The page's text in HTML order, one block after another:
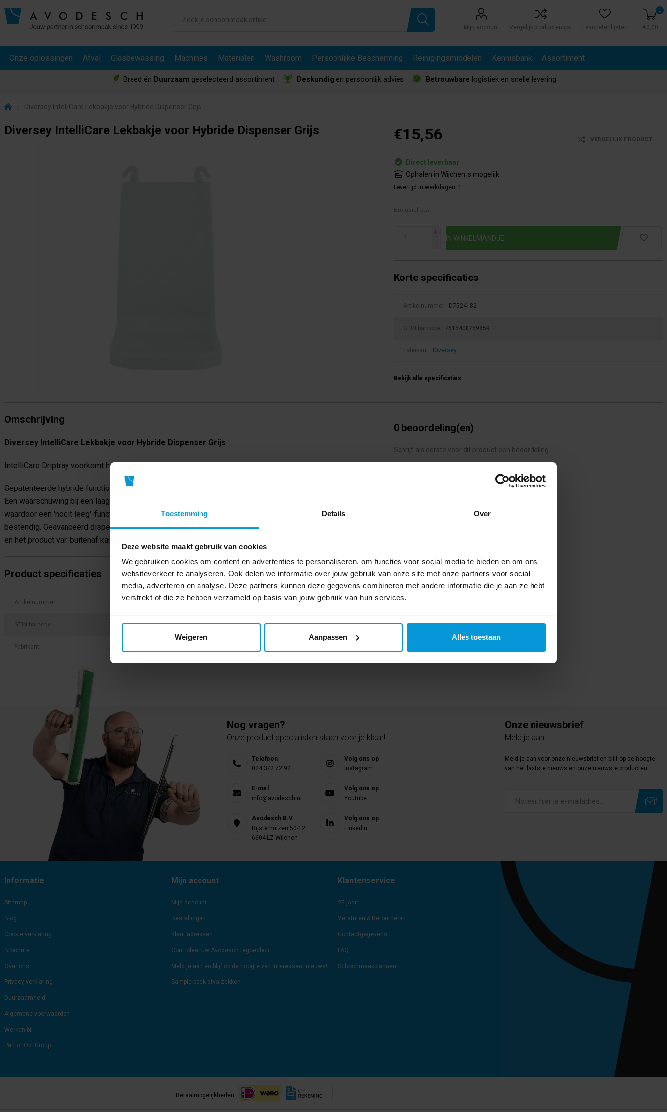
Toestemming Details Over
Deze website maakt gebruik van cookies
We gebruiken cookies om content en advertenties te personaliseren, om functies voor social media te bieden en om ons
websiteverkeer te analyseren. Ook delen we informatie over jouw gebruik van onze site met onze partners voor social
media, adverteren en analyse. Deze partners kunnen deze gegevens combineren met andere informatie die je aan ze hebt
verstrekt of die ze hebben verzameld op basis van jouw gebruik van hun services.
Weigeren Aanpassen Alles toestaan
Mijn account Vergelijk productenlijst Favorietenlijsten
0
€0,00
Onze oplossingen Afval Glasbewassing Machines Materialen Washroom Persoonlijke Bescherming Reinigingsmiddelen Kennisbank Assortiment
Breed én Duurzaam geselecteerd assortiment Deskundig en persoonlijk advies Betrouwbare logistiek en snelle levering
Diversey IntelliCare Lekbakje voor Hybride Dispenser Grijs
Diversey IntelliCare Lekbakje voor Hybride Dispenser Grijs €15,56 VERGELIJK PRODUCT
Direct leverbaar
Ophalen in Wijchen is mogelijk.
Levertijd in werkdagen: 1
Exclusief btw.
i
h
Korte specificaties
Artikelnummer: D7524182
GTIN barcode: 7615400759859
Fabrikant: Diversey
Bekijk alle specificaties
Omschrijving
Diversey IntelliCare Lekbakje voor Hybride Dispenser Grijs
IntelliCare Driptray voorkomt het druppen van handdesinfectiemiddel bij uitgifte op de vloer.
Gepatenteerde hybride functionaliteit - schakelt over naar een handmatige dispenser zodra de batterij leeg is.
Een waarschuwing bij een laag productniveau informeert personeel wanneer het productniveau laag is,
waardoor een 'nooit leeg'-functie mogelijk is. Robuuste en betrouwbare ABS-kunststof behuizing, kras- en uv-
bestendig. Geavanceerd dispenserontwerp met een groot venster, waardoor de gebruiker de inhoud kan zien
en het product van buitenaf kan identificeren.
Product specificaties
Artikelnummer D7524182
GTIN barcode 7615400759859
Fabrikant:
0 beoordeling(en)
Schrijf als eerste voor dit product een beoordeling
Nog vragen?
Onze product specialisten staan voor je klaar!
Telefoon
024 372 72 92
E-mail
info@avodesch.nl
Avodesch B.V.
Bijsterhuizen 50-12
6604 LZ Wijchen
Volg ons op
Instagram
Volg ons op
Youtube
Volg ons op
Linkedin
Onze nieuwsbrief
Meld je aan
Meld je aan voor onze nieuwsbrief en blijf op de hoogte
van het laatste nieuws en onze nieuwste producten.
Informatie
Sitemap
Blog
Cookie verklaring
Brochure
Over ons
Privacy verklaring
Duurzaamheid
Algemene voorwaarden
Werken bij
Part of OptiGroup
Mijn account
Mijn account
Bestellingen
Klant adressen
Controleer uw Avodesch tegoedbon
Meld je aan en blijf op de hoogte van interessant nieuws!
Sample-pack-afvalzakken
Klantenservice
25 jaar
Versturen & Retourneren
Contactgegevens
FAQ
Schoonmaakplannen
Betaalmogelijkheden